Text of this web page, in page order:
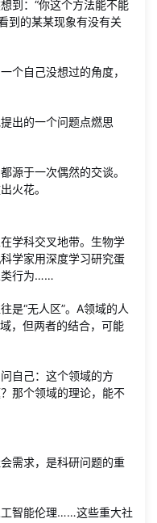
到：“你这个方法能不能
到的某某现象有没有关
个自己没想过的角度，
出的一个问题点燃思
源于一次偶然的交谈。
火花。
学科交叉地带。生物学
学家用深度学习研究蛋
类行为……
是“无人区”。A领域的人
，但两者的结合，可能
自己：这个领域的方
那个领域的理论，能不
需求，是科研问题的重
智能伦理……这些重大社